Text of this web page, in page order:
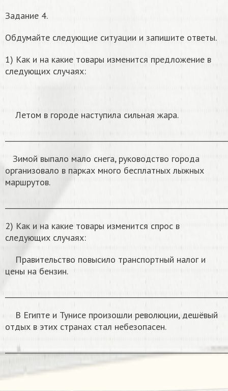
Задание 4.
Обдумайте следующие ситуации и запишите ответы.
1) Как и на какие товары изменится предложение в
следующих случаях:
Летом в городе наступила сильная жара.
Зимой выпало мало снега, руководство города
организовало в парках много бесплатных лыжных
маршрутов.
2) Как и на какие товары изменится спрос в
следующих случаях:
Правительство повысило транспортный налог и
цены на бензин.
В Египте и Тунисе произошли революции, дешёвый
отдых в этих странах стал небезопасен.